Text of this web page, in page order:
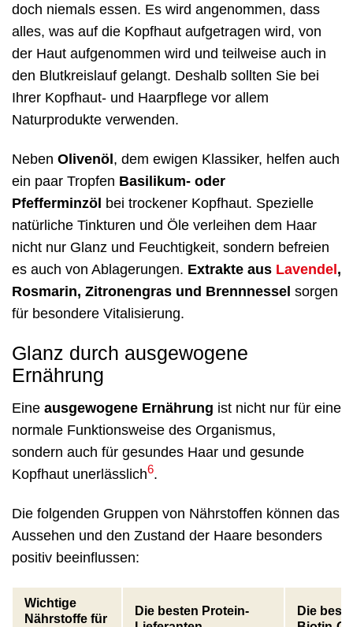
doch niemals essen. Es wird angenommen, dass
alles, was auf die Kopfhaut aufgetragen wird, von
der Haut aufgenommen wird und teilweise auch in
den Blutkreislauf gelangt. Deshalb sollten Sie bei
Ihrer Kopfhaut- und Haarpflege vor allem
Naturprodukte verwenden.
Neben Olivenöl , dem ewigen Klassiker, helfen auch
ein paar Tropfen Basilikum- oder
Pfefferminzöl bei trockener Kopfhaut. Spezielle
natürliche Tinkturen und Öle verleihen dem Haar
nicht nur Glanz und Feuchtigkeit, sondern befreien
es auch von Ablagerungen. Extrakte aus Lavendel ,
Rosmarin, Zitronengras und Brennnessel sorgen
für besondere Vitalisierung.
Glanz durch ausgewogene
Ernährung
Eine ausgewogene Ernährung ist nicht nur für eine
normale Funktionsweise des Organismus,
sondern auch für gesundes Haar und gesunde
Kopfhaut unerlässlich6.
Die folgenden Gruppen von Nährstoffen können das
Aussehen und den Zustand der Haare besonders
positiv beeinflussen:
Wichtige
Nährstoffe für
Die besten Protein-
Die